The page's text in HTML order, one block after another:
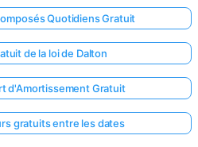
Quotidiens Gratuit
de la loi de Dalton
d'Amortissement Gratuit
gratuits entre les dates